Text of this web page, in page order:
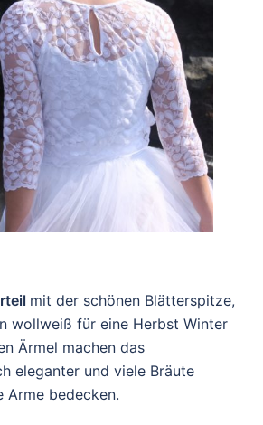
mit der schönen Blätterspitze,
wollweiß für eine Herbst Winter
Ärmel machen das
eleganter und viele Bräute
Arme bedecken.